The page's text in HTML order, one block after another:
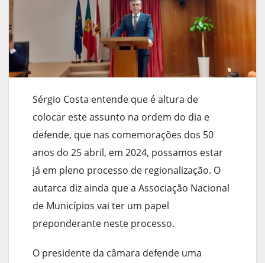
Sérgio Costa entende que é altura de
colocar este assunto na ordem do dia e
defende, que nas comemorações dos 50
anos do 25 abril, em 2024, possamos estar
já em pleno processo de regionalização. O
autarca diz ainda que a Associação Nacional
de Municípios vai ter um papel
preponderante neste processo.
O presidente da câmara defende uma